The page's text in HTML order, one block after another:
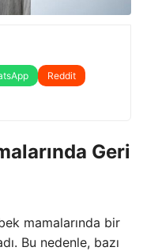
Reddit
Geri
mamalarında bir
Bu nedenle, bazı